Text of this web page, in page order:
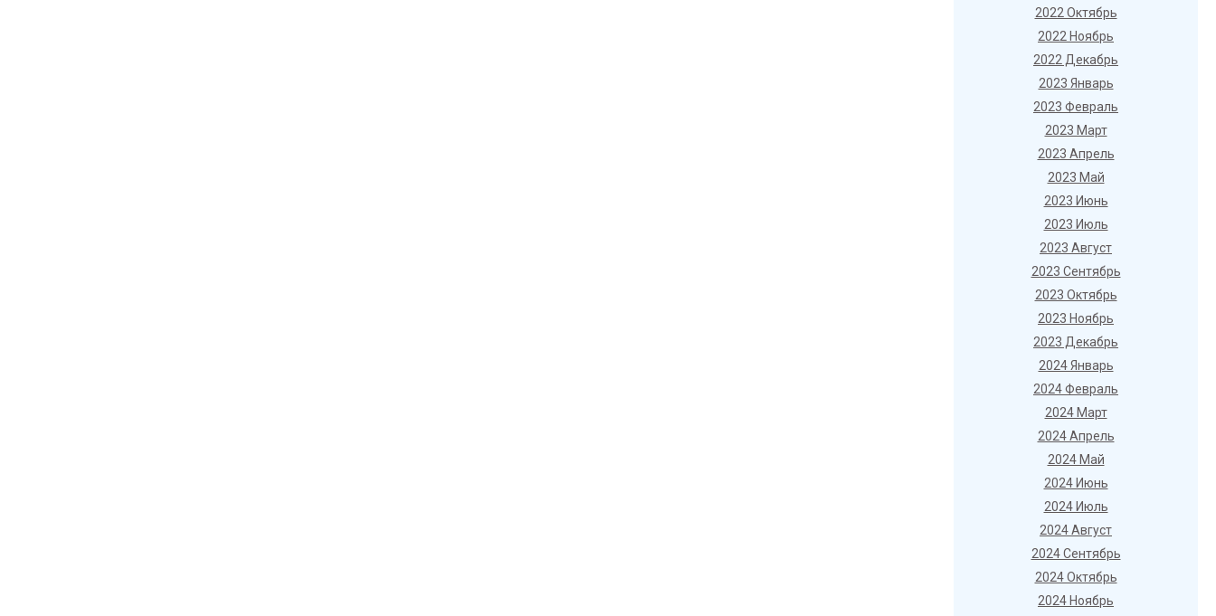
2022 Октябрь
2022 Ноябрь
2022 Декабрь
2023 Январь
2023 Февраль
2023 Март
2023 Апрель
2023 Май
2023 Июнь
2023 Июль
2023 Август
2023 Сентябрь
2023 Октябрь
2023 Ноябрь
2023 Декабрь
2024 Январь
2024 Февраль
2024 Март
2024 Апрель
2024 Май
2024 Июнь
2024 Июль
2024 Август
2024 Сентябрь
2024 Октябрь
2024 Ноябрь